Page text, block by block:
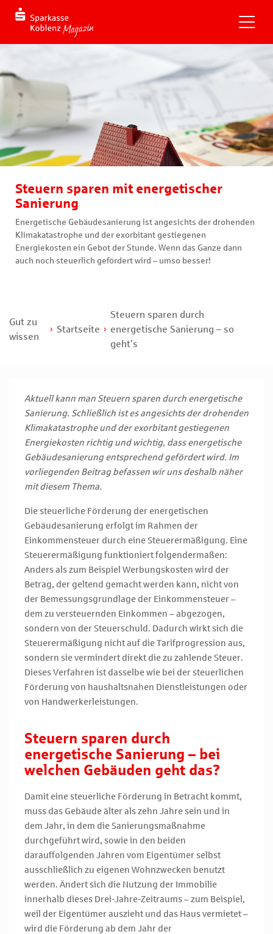
Steuern sparen mit energetischer
Sanierung
Energetische Gebäudesanierung ist angesichts der drohenden
Klimakatastrophe und der exorbitant gestiegenen
Energiekosten ein Gebot der Stunde. Wenn das Ganze dann
auch noch steuerlich gefördert wird – umso besser!
Gut zu
wissen
Startseite
Steuern sparen durch
energetische Sanierung – so
geht’s
Aktuell kann man Steuern sparen durch energetische
Sanierung. Schließlich ist es angesichts der drohenden
Klimakatastrophe und der exorbitant gestiegenen
Energiekosten richtig und wichtig, dass energetische
Gebäudesanierung entsprechend gefördert wird. Im
vorliegenden Beitrag befassen wir uns deshalb näher
mit diesem Thema.
Die steuerliche Förderung der energetischen
Gebäudesanierung erfolgt im Rahmen der
Einkommensteuer durch eine Steuerermäßigung. Eine
Steuerermäßigung funktioniert folgendermaßen:
Anders als zum Beispiel Werbungskosten wird der
Betrag, der geltend gemacht werden kann, nicht von
der Bemessungsgrundlage der Einkommensteuer –
dem zu versteuernden Einkommen – abgezogen,
sondern von der Steuerschuld. Dadurch wirkt sich die
Steuerermäßigung nicht auf die Tarifprogression aus,
sondern sie vermindert direkt die zu zahlende Steuer.
Dieses Verfahren ist dasselbe wie bei der steuerlichen
Förderung von haushaltsnahen Dienstleistungen oder
von Handwerkerleistungen.
Steuern sparen durch
energetische Sanierung – bei
welchen Gebäuden geht das?
Damit eine steuerliche Förderung in Betracht kommt,
muss das Gebäude älter als zehn Jahre sein und in
dem Jahr, in dem die Sanierungsmaßnahme
durchgeführt wird, sowie in den beiden
darauffolgenden Jahren vom Eigentümer selbst
ausschließlich zu eigenen Wohnzwecken benutzt
werden. Ändert sich die Nutzung der Immobilie
innerhalb dieses Drei-Jahre-Zeitraums – zum Beispiel,
weil der Eigentümer auszieht und das Haus vermietet –
wird die Förderung ab dem Jahr der